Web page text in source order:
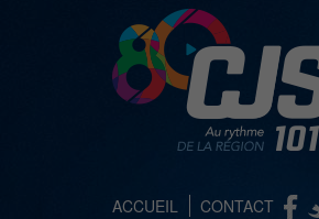
ACCUEIL CONTACT